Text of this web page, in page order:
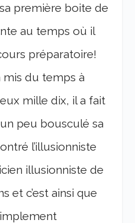
première boite de
au temps où il
préparatoire!
mis du temps à
mille dix, il a fait
peu bousculé sa
l’illusionniste
ien illusionnistede
et c’est ainsi que